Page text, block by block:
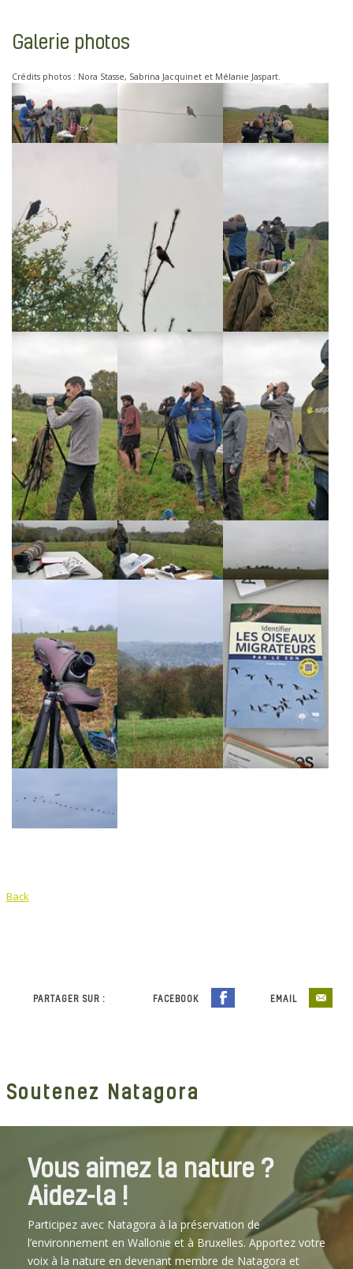
Galerie photos
Crédits photos : Nora Stasse, Sabrina Jacquinet et Mélanie Jaspart.
Back
PARTAGER SUR : FACEBOOK EMAIL
Soutenez Natagora
Vous aimez la nature ?
Aidez-la !
Participez avec Natagora à la préservation de
l’environnement en Wallonie et à Bruxelles. Apportez votre
voix à la nature en devenant membre de Natagora et